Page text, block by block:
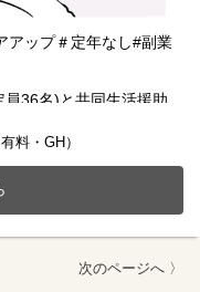
アップ＃定年なし#副業
36名)と共同生活援助
です。
頂ける方を募集してい
者のみ
料・GH）
次のページへ 〉